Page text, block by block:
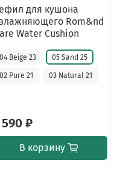
для кушона
Rom&nd
Water Cushion
04 Beige 23 05 Sand 25
02 Pure 21 03 Natural 21
590 ₽
В корзину